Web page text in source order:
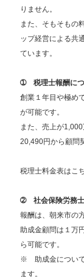
りません。
また、そもそもの
ップ経営による共
ています。
➀ 税理士報酬に
創業１年目や極め
が可能です。
また、売上が
20,490円から顧問
税理士料金表はこ
➁ 社会保険労務士
報酬は、朝来市の
助成金顧問は１万
ら可能です。
※ 助成金について
ます。